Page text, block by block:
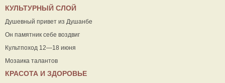
КУЛЬТУРНЫЙ СЛОЙ
Душевный привет из Душанбе
Он памятник себе воздвиг
Культпоход 12—18 июня
Мозаика талантов
КРАСОТА И ЗДОРОВЬЕ